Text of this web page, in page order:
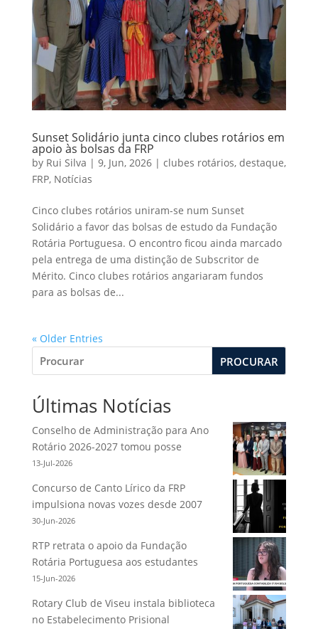
Sunset Solidário junta cinco clubes rotários em
apoio às bolsas da FRP
by Rui Silva | 9, Jun, 2026| clubes rotários, destaque,
FRP, Notícias
Cinco clubes rotários uniram-se num Sunset
Solidário a favor das bolsas de estudo da Fundação
Rotária Portuguesa. O encontro ficou ainda marcado
pela entrega de uma distinção de Subscritor de
Mérito. Cinco clubes rotários angariaram fundos
para as bolsas de...
« Older Entries
PROCURAR
Últimas Notícias
Conselho de Administração para Ano
Rotário 2026-2027 tomou posse
13-Jul-2026
Concurso de Canto Lírico da FRP
impulsiona novas vozes desde 2007
30-Jun-2026
RTP retrata o apoio da Fundação
Rotária Portuguesa aos estudantes
15-Jun-2026
Rotary Club de Viseu instala biblioteca
no Estabelecimento Prisional